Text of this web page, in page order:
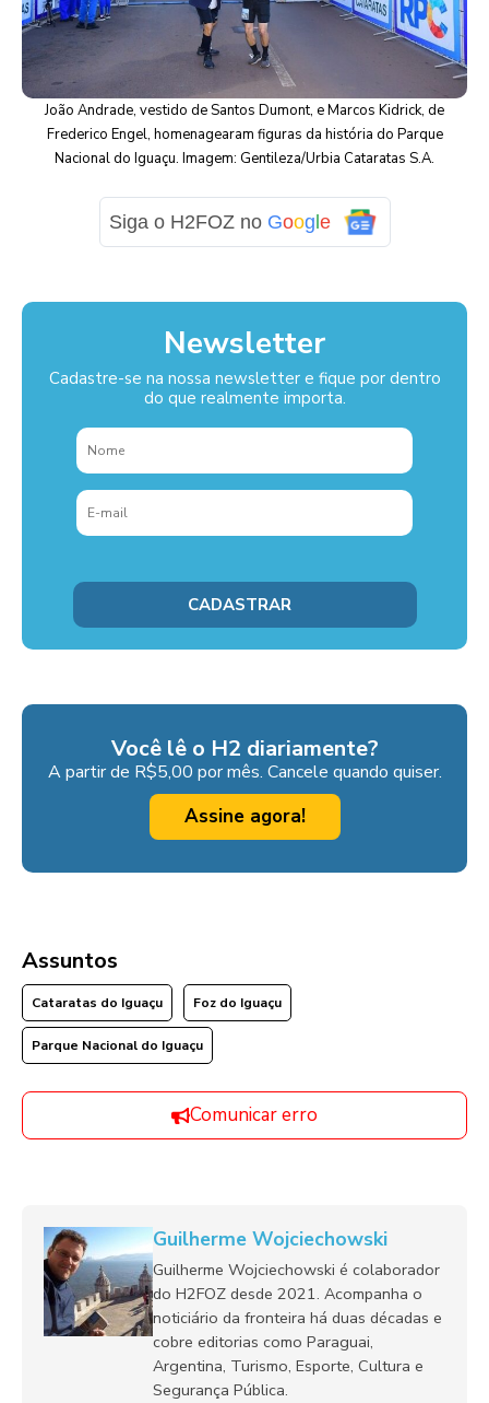
João Andrade, vestido de Santos Dumont, e Marcos Kidrick, de
Frederico Engel, homenagearam figuras da história do Parque
Nacional do Iguaçu. Imagem: Gentileza/Urbia Cataratas S.A.
Siga o H2FOZ no Google
Newsletter
Cadastre-se na nossa newsletter e fique por dentro
do que realmente importa.
Você lê o H2 diariamente?
A partir de R$5,00 por mês. Cancele quando quiser.
Assine agora!
Assuntos
Cataratas do Iguaçu Foz do Iguaçu
Parque Nacional do Iguaçu
Comunicar erro
Guilherme Wojciechowski
Guilherme Wojciechowski é colaborador
do H2FOZ desde 2021. Acompanha o
noticiário da fronteira há duas décadas e
cobre editorias como Paraguai,
Argentina, Turismo, Esporte, Cultura e
Segurança Pública.